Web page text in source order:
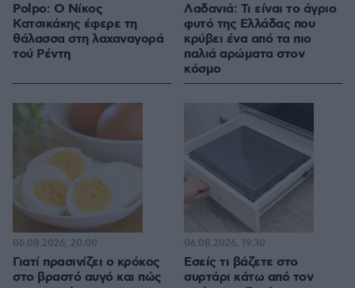
Polpo: O Νίκος
Κατσικάκης έφερε τη
θάλασσα στη λαχαναγορά
τού Ρέντη
Λαδανιά: Τι είναι το άγριο
φυτό της Ελλάδας που
κρύβει ένα από τα πιο
παλιά αρώματα στον
κόσμο
Γιατί πρασινίζει ο κρόκος
στο βραστό αυγό και πώς
06.08.2026, 20:00
Εσείς τι βάζετε στο
συρτάρι κάτω από τον
06.08.2026, 19:30